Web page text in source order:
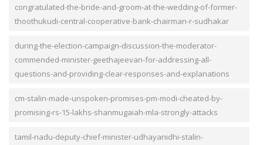
congratulated-the-bride-and-groom-at-the-wedding-of-former-
thoothukudi-central-cooperative-bank-chairman-r-sudhakar
during-the-election-campaign-discussion-the-moderator-
commended-minister-geethajeevan-for-addressing-all-
questions-and-providing-clear-responses-and-explanations
cm-stalin-made-unspoken-promises-pm-modi-cheated-by-
promising-rs-15-lakhs-shanmugaiah-mla-strongly-attacks
tamil-nadu-deputy-chief-minister-udhayanidhi-stalin-